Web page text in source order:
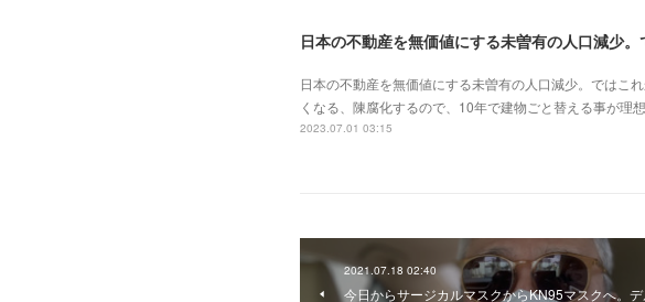
日本の不動産を無価値にする未曽有の人口減少。
日本の不動産を無価値にする未曽有の人口減少。ではこ
くなる、陳腐化するので、10年で建物ごと替える事が理
2023.07.01 03:15
2021.07.18 02:40
今日からサージカルマスクからKN95マスクへ。